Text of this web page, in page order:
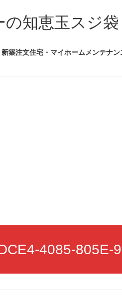
知恵玉スジ袋
新築注文住宅・マイホームメンテナン
4085-805E-